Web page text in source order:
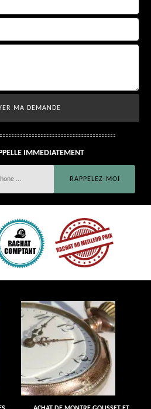
IMMEDIATEMENT